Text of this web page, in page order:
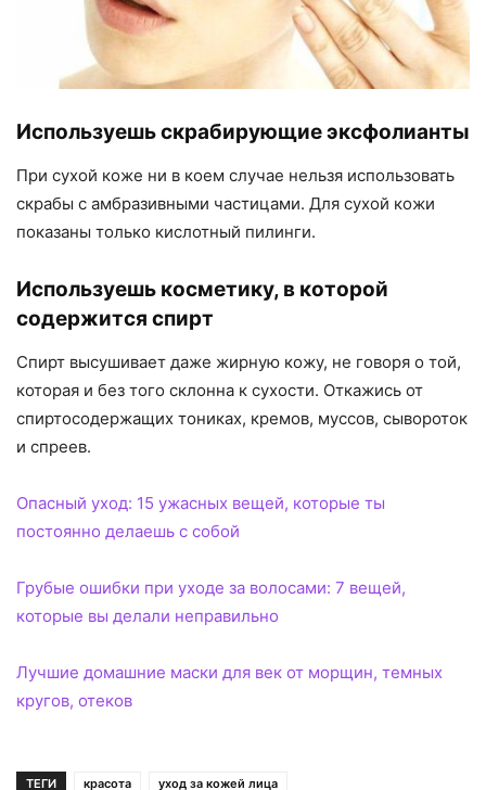
Используешь скрабирующие эксфолианты
При сухой коже ни в коем случае нельзя использовать
скрабы с амбразивными частицами. Для сухой кожи
показаны только кислотный пилинги.
Используешь косметику, в которой
содержится спирт
Спирт высушивает даже жирную кожу, не говоря о той,
которая и без того склонна к сухости. Откажись от
спиртосодержащих тониках, кремов, муссов, сывороток
и спреев.
Опасный уход: 15 ужасных вещей, которые ты
постоянно делаешь с собой
Грубые ошибки при уходе за волосами: 7 вещей,
которые вы делали неправильно
Лучшие домашние маски для век от морщин, темных
кругов, отеков
ТЕГИ красота уход за кожей лица